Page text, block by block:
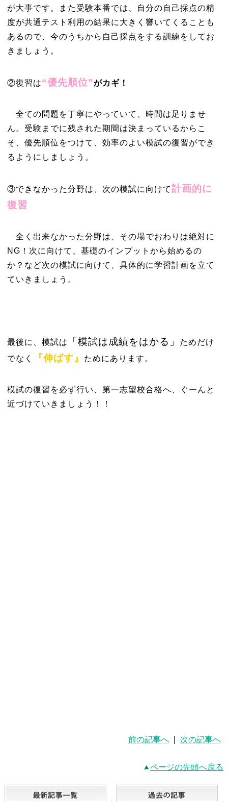
が大事です。また受験本番では、自分の自己採点の精
度が共通テスト利用の結果に大きく響いてくることも
あるので、今のうちから自己採点をする訓練をしてお
きましょう。
②復習は“優先順位”がカギ！
全ての問題を丁寧にやっていて、時間は足りませ
ん。受験までに残された期間は決まっているからこ
そ、優先順位をつけて、効率のよい模試の復習ができ
るようにしましょう。
③できなかった分野は、次の模試に向けて計画的に
復習
全く出来なかった分野は、その場でおわりは絶対に
NG！次に向けて、基礎のインプットから始めるの
か？など次の模試に向けて、具体的に学習計画を立て
ていきましょう。
最後に、模試は 「模試は成績をはかる」
ためだけ
でなく
『伸ばす』 ためにあります。
模試の復習を必ず行い、第一志望校合格へ、ぐーんと
近づけていきましょう！！
前の記事へ 次の記事へ
ページの先頭へ戻る
最新記事一覧